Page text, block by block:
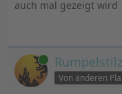
auch mal gezeigt wird
Online
Von anderen